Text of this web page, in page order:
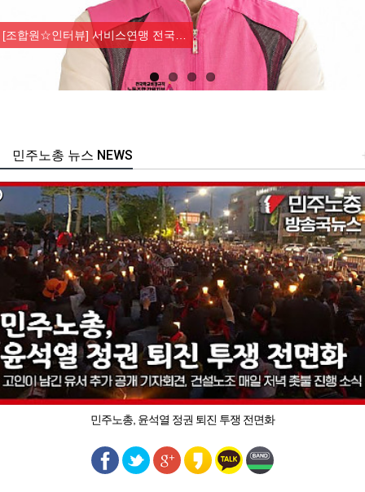
[조합원☆인터뷰] 서비스연맹 전국…
주노총 뉴스 NEWS
민주노총, 윤석열 정권 퇴진 투쟁 전면화